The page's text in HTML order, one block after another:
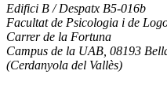
Edifici B / Despatx B5-016b
Facultat de Psicologia i de
Carrer de la Fortuna
Campus de la UAB, 08193
(Cerdanyola del Vallès)